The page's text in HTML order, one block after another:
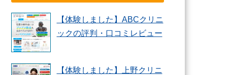
【体験しました】ABCクリニ
ックの評判・口コミレビュー
【体験しました】上野クリニ